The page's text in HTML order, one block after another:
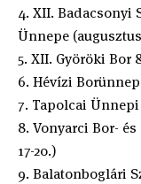
4. XII. Badacsonyi
Ünnepe (augusztus
5. XII. Györöki Bor
6. Hévízi Borünnep
7. Tapolcai Ünnepi
8. Vonyarci Bor-
17-20.)
9. Balatonboglári